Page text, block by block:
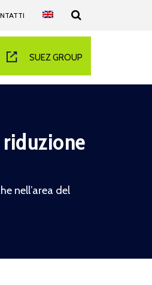
SUEZ GROUP
nell’area del